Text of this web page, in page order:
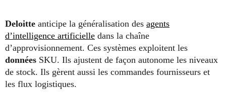
Deloitte anticipe la généralisation des agents
d’intelligence artificielle dans la chaîne
d’approvisionnement. Ces systèmes exploitent les
données SKU. Ils ajustent de façon autonome les niveaux
de stock. Ils gèrent aussi les commandes fournisseurs et
les flux logistiques.